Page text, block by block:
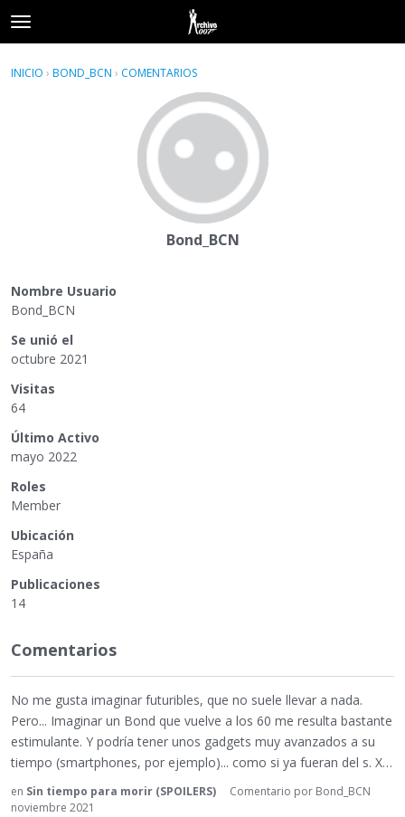
t
o
gAcceder Registrarse
INICIO › BOND_BCN › COMENTARIOS
Bond_BCN
Nombre Usuario
Bond_BCN
Se unió el
octubre 2021
Visitas
64
Último Activo
mayo 2022
Roles
Member
Ubicación
España
Publicaciones
14
Comentarios
No me gusta imaginar futuribles, que no suele llevar a nada.
Pero... Imaginar un Bond que vuelve a los 60 me resulta bastante
estimulante. Y podría tener unos gadgets muy avanzados a su
tiempo (smartphones, por ejemplo)... como si ya fueran del s. X…
en Sin tiempo para morir (SPOILERS) Comentario por Bond_BCN
noviembre 2021